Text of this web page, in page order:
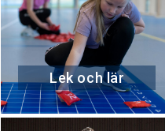
Lek och lär